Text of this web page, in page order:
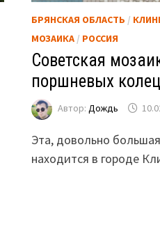
БРЯНСКАЯ ОБЛАСТЬ /
МОЗАИКА/ РОССИЯ
Советская
поршневых
Автор: Дождь
Эта, довольно
находится в городе